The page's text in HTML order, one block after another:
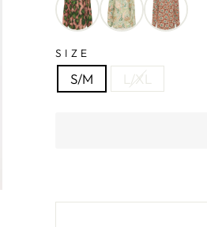
SIZE
S/M L/XL